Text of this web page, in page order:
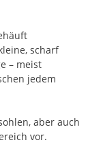
scharf
– meist
jedem
aber auch
vor.